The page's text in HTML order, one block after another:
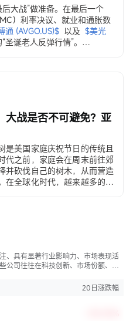
大战”做准备。在最后一个
）利率决议、就业和通胀数
通 (AVGO.US)$ 以及 $美光
圣诞老人反弹行情”。
大战是否不可避免？亚
是美国家庭庆祝节日的传统且
代之前，家庭会在周末前往郊
并砍伐自己的树木，从而营造
在全球化时代，越来越多的美
、具有显著行业影响力、市场表现活
公司往往在科技创新、市场份额、品
有显著影响。
20日涨跌幅